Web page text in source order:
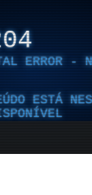
ERROR -
ESTÁ